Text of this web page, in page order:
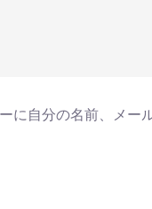
に自分の名前、メー